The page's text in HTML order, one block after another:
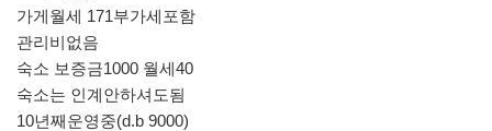
가게월세 171부가세포함
관리비없음
숙소 보증금1000 월세40
숙소는 인계안하셔도됨
10년째운영중(d.b 9000)